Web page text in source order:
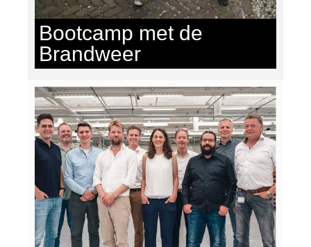
Bootcamp met de
Brandweer